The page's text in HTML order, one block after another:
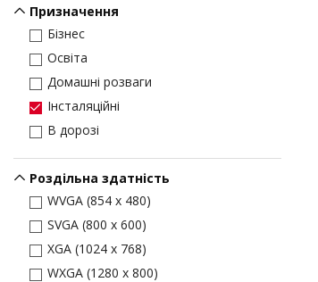
Призначення
Бізнес
Освіта
Домашні розваги
Інсталяційні
В дорозі
Роздільна здатність
WVGA (854 x 480)
SVGA (800 x 600)
XGA (1024 x 768)
WXGA (1280 x 800)